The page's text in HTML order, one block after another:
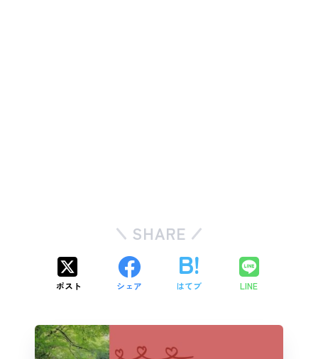
SHARE
ポスト シェア はてブ LINE